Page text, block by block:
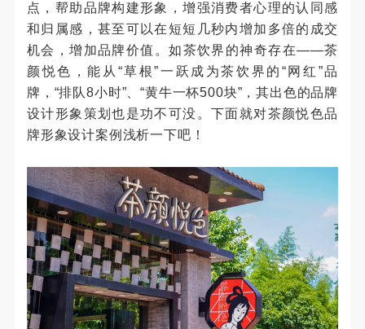
点，帮助品牌构建形象，增强消费者心理的认同感
和归属感，甚至可以在短短几秒内增加多倍的成交
机会，增加品牌价值。如茶饮界的神奇存在——茶
颜悦色，能从“草根”一跃成为茶饮界的“网红”品
牌，“排队8小时”、“黄牛一杯500块”，其出色的品牌
设计形象策划也是功不可没。下面就对茶颜悦色品
牌形象设计案例浅析一下吧！